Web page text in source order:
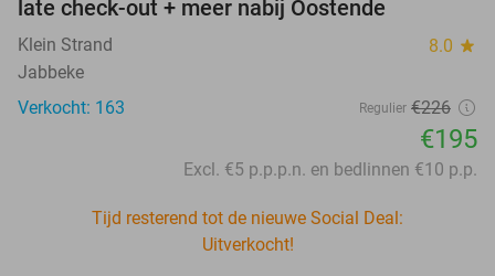
late check-out + meer nabij Oostende
Klein Strand 8.0 star
Jabbeke
Verkocht: 163
Regulier €226
€195
Excl. €5 p.p.p.n. en bedlinnen €10 p.p.
Tijd resterend tot de nieuwe Social Deal:
Uitverkocht!